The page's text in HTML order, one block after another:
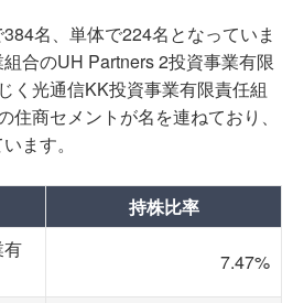
名、単体で224名となっていま
合のUH Partners 2投資事業有限
く光通信KK投資事業有限責任組
商セメントが名を連ねており、
ます。
持株比率
有
7.47%